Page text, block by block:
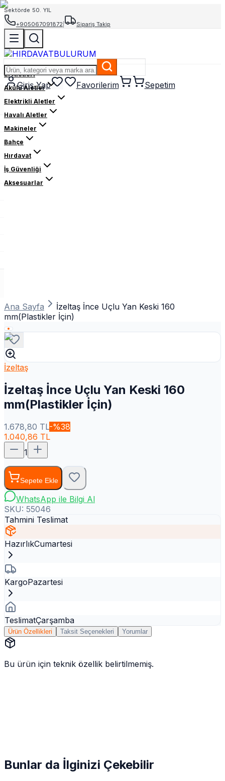
Sektörde 50. YIL
+905067091872
Sipariş Takip
Giriş Yap Favorilerim Sepetim
El Aletleri
Akülü Aletler
Elektrikli Aletler
Havalı Aletler
Makineler
Bahçe
Hırdavat
İş Güvenliği
Aksesuarlar
Ana Sayfa
İzeltaş İnce Uçlu Yan Keski 160
mm(Plastikler İçin)
İzeltaş
İzeltaş İnce Uçlu Yan Keski 160
mm(Plastikler İçin)
1.678,80 TL-%38
1.040,86 TL
1
Sepete Ekle
WhatsApp ile Bilgi Al
SKU: 55046
Tahmini Teslimat
HazırlıkCumartesi
KargoPazartesi
TeslimatÇarşamba
Ürün Özellikleri Taksit Seçenekleri Yorumlar
Bu ürün için teknik özellik belirtilmemiş.
Bunlar da İlginizi Çekebilir